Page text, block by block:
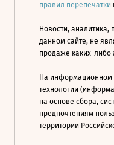
правил перепечатки
Новости,
данном сайте, не
продаже каких-либо
На информационном
технологии
на основе сбора,
предпочтениям
территории